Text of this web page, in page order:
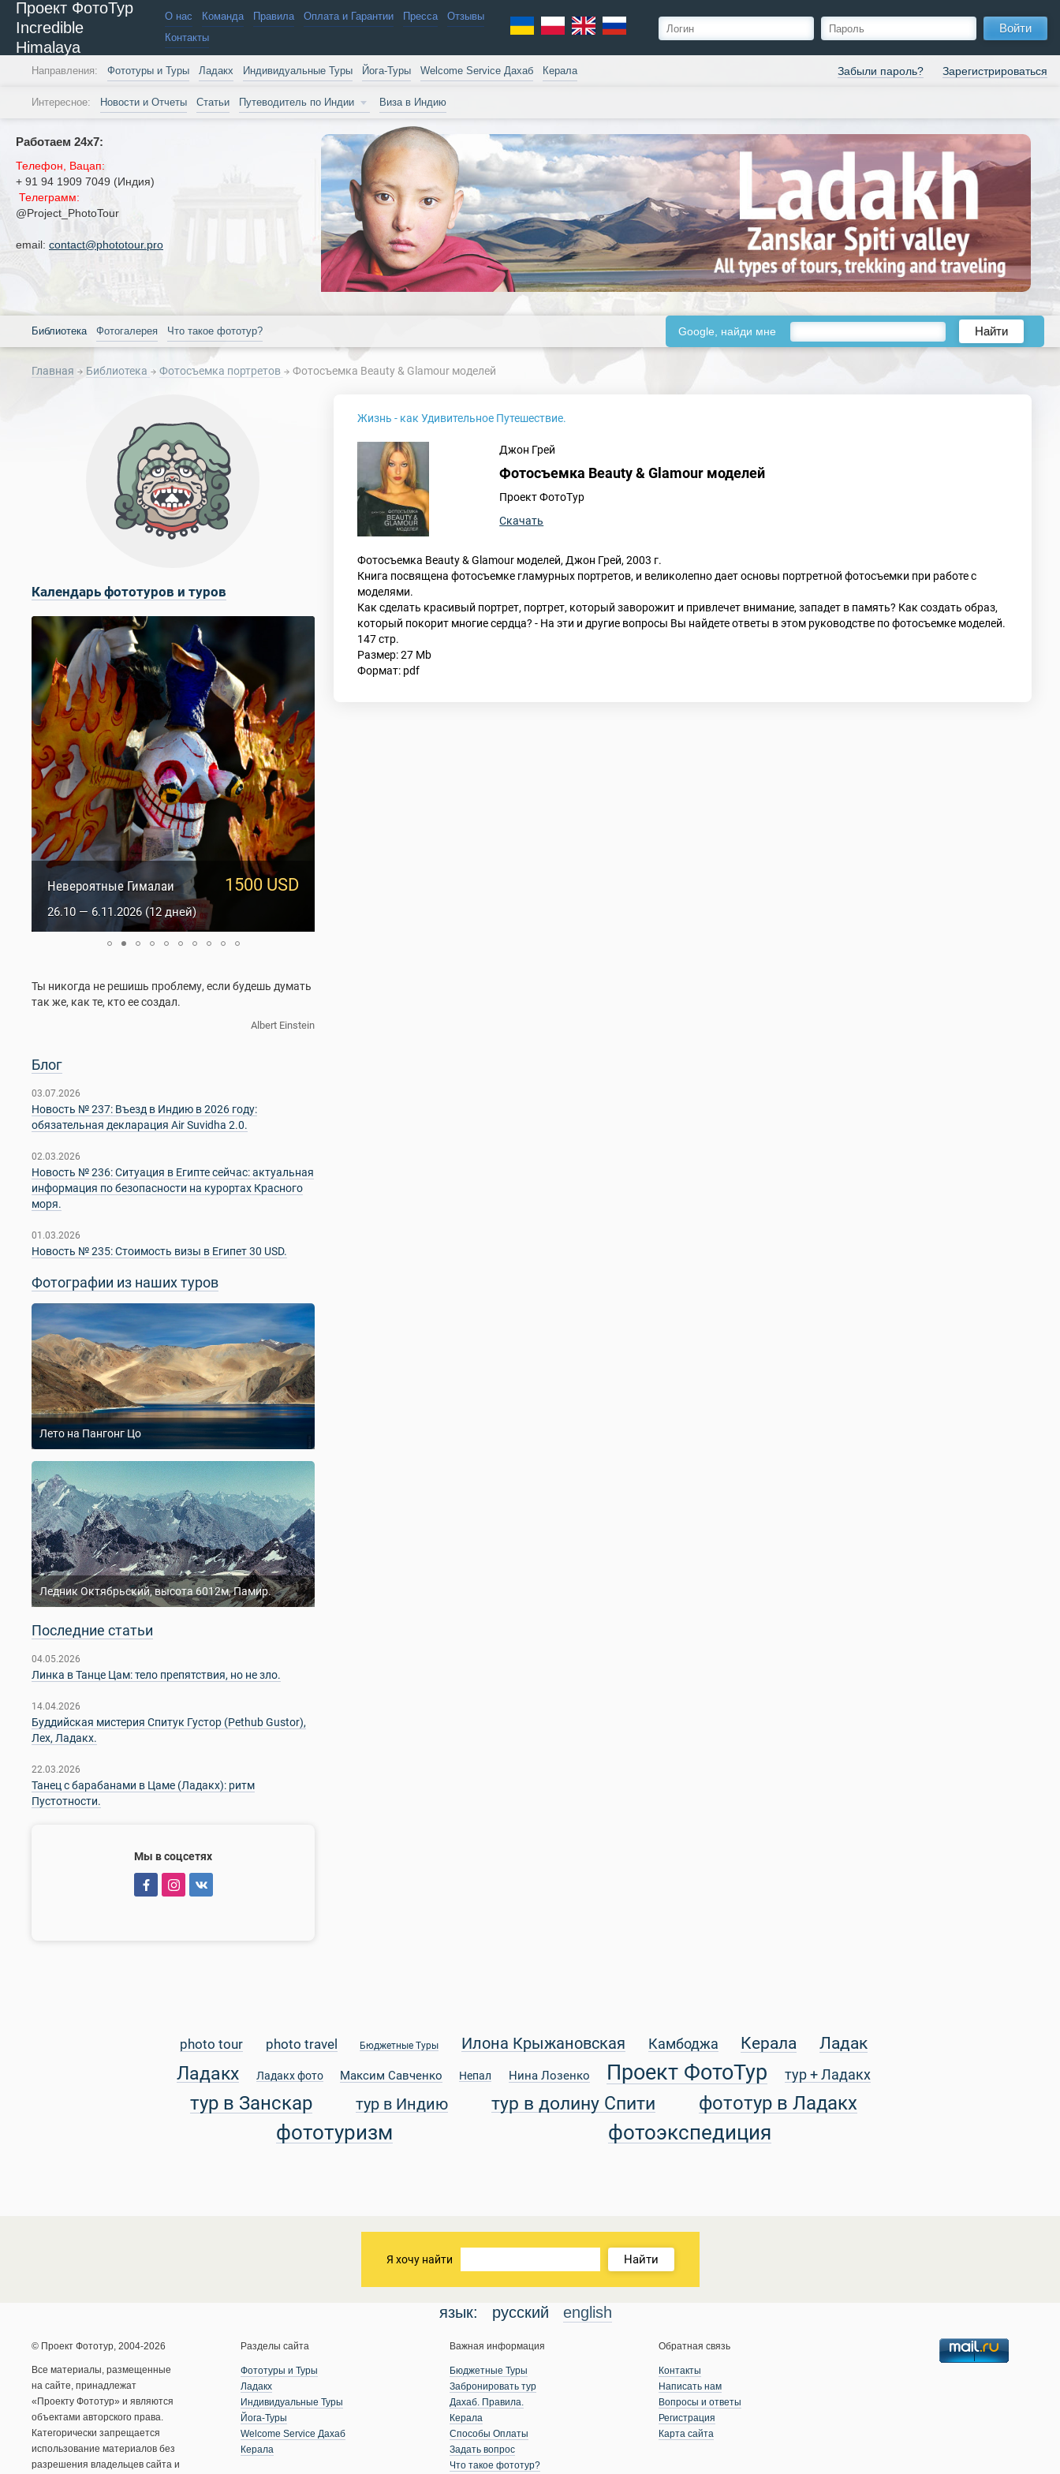
Проект ФотоТур
Incredible
Himalaya
О нас Команда Правила Оплата и Гарантии Пресса
Отзывы
Контакты
Войти
Забыли пароль? Зарегистрироваться
Направления: Фототуры и Туры Ладакх Индивидуальные Туры Йога-Туры Welcome Service Дахаб Керала
Интересное: Новости и Отчеты Статьи Путеводитель по Индии Виза в Индию
Работаем 24х7:
Телефон, Вацап:
+ 91 94 1909 7049 (Индия)
Телеграмм:
@Project_PhotoTour
email: contact@phototour.pro
Библиотека Фотогалерея Что такое фототур? Google, найди мне Найти
Главная Библиотека Фотосъемка портретов Фотосъемка Beauty & Glamour моделей
Календарь фототуров и туров
950 USD
Сакральный Ладакх
5.10 — 14.10.2026 (10 дней)
1500 USD
Невероятные Гималаи
26.10 — 6.11.2026 (12 дней)
Ты никогда не решишь проблему, если будешь думать
так же, как те, кто ее создал.
Albert Einstein
Блог
03.07.2026
Новость № 237: Въезд в Индию в 2026 году:
обязательная декларация Air Suvidha 2.0.
02.03.2026
Новость № 236: Ситуация в Египте сейчас: актуальная
информация по безопасности на курортах Красного
моря.
01.03.2026
Новость № 235: Стоимость визы в Египет 30 USD.
Фотографии из наших туров
Лето на Пангонг Цо
Ледник Октябрьский, высота 6012м, Памир.
Последние статьи
04.05.2026
Линка в Танце Цам: тело препятствия, но не зло.
14.04.2026
Буддийская мистерия Спитук Густор (Pethub Gustor),
Лех, Ладакх.
22.03.2026
Танец с барабанами в Цаме (Ладакх): ритм
Пустотности.
Мы в соцсетях
Жизнь - как Удивительное Путешествие.
Джон Грей
Фотосъемка Beauty & Glamour моделей
Проект ФотоТур
Скачать
Фотосъемка Beauty & Glamour моделей, Джон Грей, 2003 г.
Книга посвящена фотосъемке гламурных портретов, и великолепно дает основы портретной фотосъемки при работе с
моделями.
Как сделать красивый портрет, портрет, который заворожит и привлечет внимание, западет в память? Как создать образ,
который покорит многие сердца? - На эти и другие вопросы Вы найдете ответы в этом руководстве по фотосъемке моделей.
147 стр.
Размер: 27 Mb
Формат: pdf
photo tour photo travel Бюджетные Туры Илона Крыжановская Камбоджа Керала Ладак
Ладакх Ладакх фото Максим Савченко Непал Нина Лозенко Проект ФотоТур тур + Ладакх
тур в Занскар тур в Индию тур в долину Спити фототур в Ладакх
фототуризм фотоэкспедиция
Я хочу найти Найти
язык: русский english
© Проект Фототур, 2004-2026
Все материалы, размещенные
на сайте, принадлежат
«Проекту Фототур» и являются
объектами авторского права.
Категорически запрещается
использование материалов без
разрешения владельцев сайта и
Разделы сайта
Фототуры и Туры
Ладакх
Индивидуальные Туры
Йога-Туры
Welcome Service Дахаб
Керала
Важная информация
Бюджетные Туры
Забронировать тур
Дахаб. Правила.
Керала
Способы Оплаты
Задать вопрос
Что такое фототур?
Обратная связь
Контакты
Написать нам
Вопросы и ответы
Регистрация
Карта сайта